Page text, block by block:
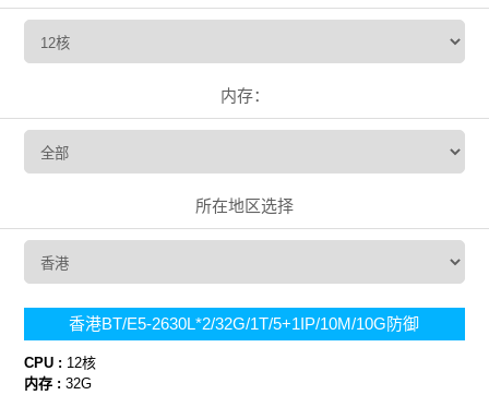
内存：
所在地区选择
香港BT/E5-2630L*2/32G/1T/5+1IP/10M/10G防御
CPU : 12核
内存 :32G